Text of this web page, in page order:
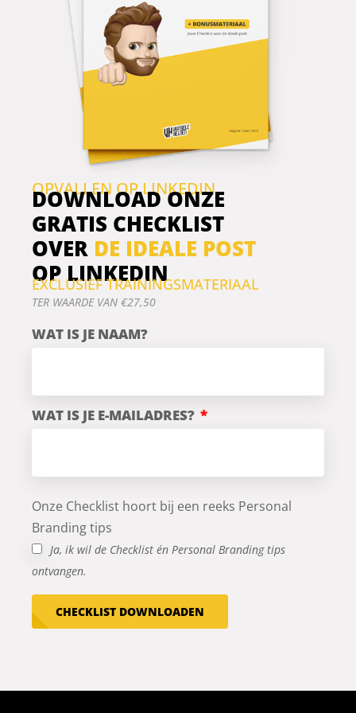
aanpak scherper mag.
En hoe je schrijft voor
je doelgroep, in plaats
van voor jezelf.
OPVALLEN OP LINKEDIN
DOWNLOAD ONZE
GRATIS CHECKLIST
OVER DE IDEALE POST
OP LINKEDIN
EXCLUSIEF TRAININGSMATERIAAL
TER WAARDE VAN €27,50
WAT IS JE NAAM?
WAT IS JE E-MAILADRES?
Onze Checklist hoort bij een reeks Personal
Branding tips
Ja, ik wil de Checklist én Personal Branding tips
ontvangen.
CHECKLIST DOWNLOADEN